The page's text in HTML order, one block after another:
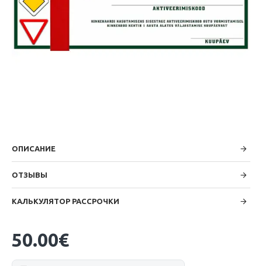
ОПИСАНИЕ
ОТЗЫВЫ
КАЛЬКУЛЯТОР РАССРОЧКИ
50.00€